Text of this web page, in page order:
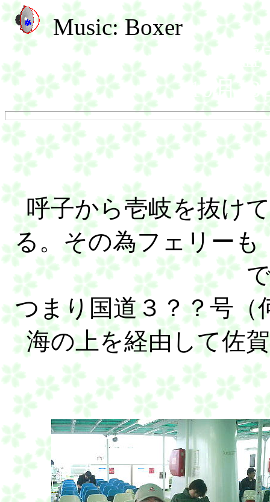
Music: Boxer
末
10月
呼子から壱岐を抜け
る。その為フェリーも
つまり国道３？？号（
海の上を経由して佐